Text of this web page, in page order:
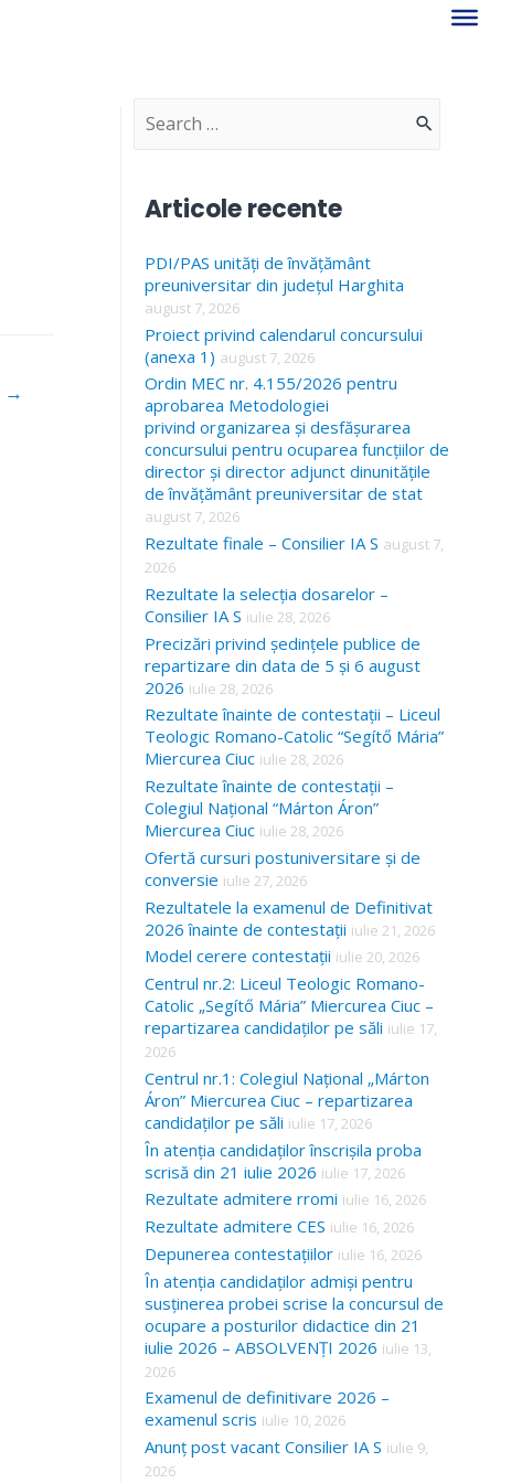
→
S
c
h
f
o
r
:
Articole recente
PDI/PAS unități de învățământ
preuniversitar din județul Harghita
august 7, 2026
Proiect privind calendarul concursului
(anexa 1) august 7, 2026
Ordin MEC nr. 4.155/2026 pentru
aprobarea Metodologiei
privind organizarea și desfășurarea
concursului pentru ocuparea funcțiilor de
director și director adjunct dinunitățile
de învățământ preuniversitar de stat
august 7, 2026
Rezultate finale – Consilier IA S august 7,
2026
Rezultate la selecția dosarelor –
Consilier IA S iulie 28, 2026
Precizări privind ședințele publice de
repartizare din data de 5 și 6 august
2026 iulie 28, 2026
Rezultate înainte de contestații – Liceul
Teologic Romano-Catolic “Segítő Mária”
Miercurea Ciuc iulie 28, 2026
Rezultate înainte de contestații –
Colegiul Național “Márton Áron”
Miercurea Ciuc iulie 28, 2026
Ofertă cursuri postuniversitare și de
conversie iulie 27, 2026
Rezultatele la examenul de Definitivat
2026 înainte de contestații iulie 21, 2026
Model cerere contestații iulie 20, 2026
Centrul nr.2: Liceul Teologic Romano-
Catolic „Segítő Mária” Miercurea Ciuc –
repartizarea candidaților pe săli iulie 17,
2026
Centrul nr.1: Colegiul Național „Márton
Áron” Miercurea Ciuc – repartizarea
candidaților pe săli iulie 17, 2026
În atenția candidaților înscrișila proba
scrisă din 21 iulie 2026 iulie 17, 2026
Rezultate admitere rromi iulie 16, 2026
Rezultate admitere CES iulie 16, 2026
Depunerea contestațiilor iulie 16, 2026
În atenția candidaților admiși pentru
susținerea probei scrise la concursul de
ocupare a posturilor didactice din 21
iulie 2026 – ABSOLVENȚI 2026 iulie 13,
2026
Examenul de definitivare 2026 –
examenul scris iulie 10, 2026
Anunț post vacant Consilier IA S iulie 9,
2026